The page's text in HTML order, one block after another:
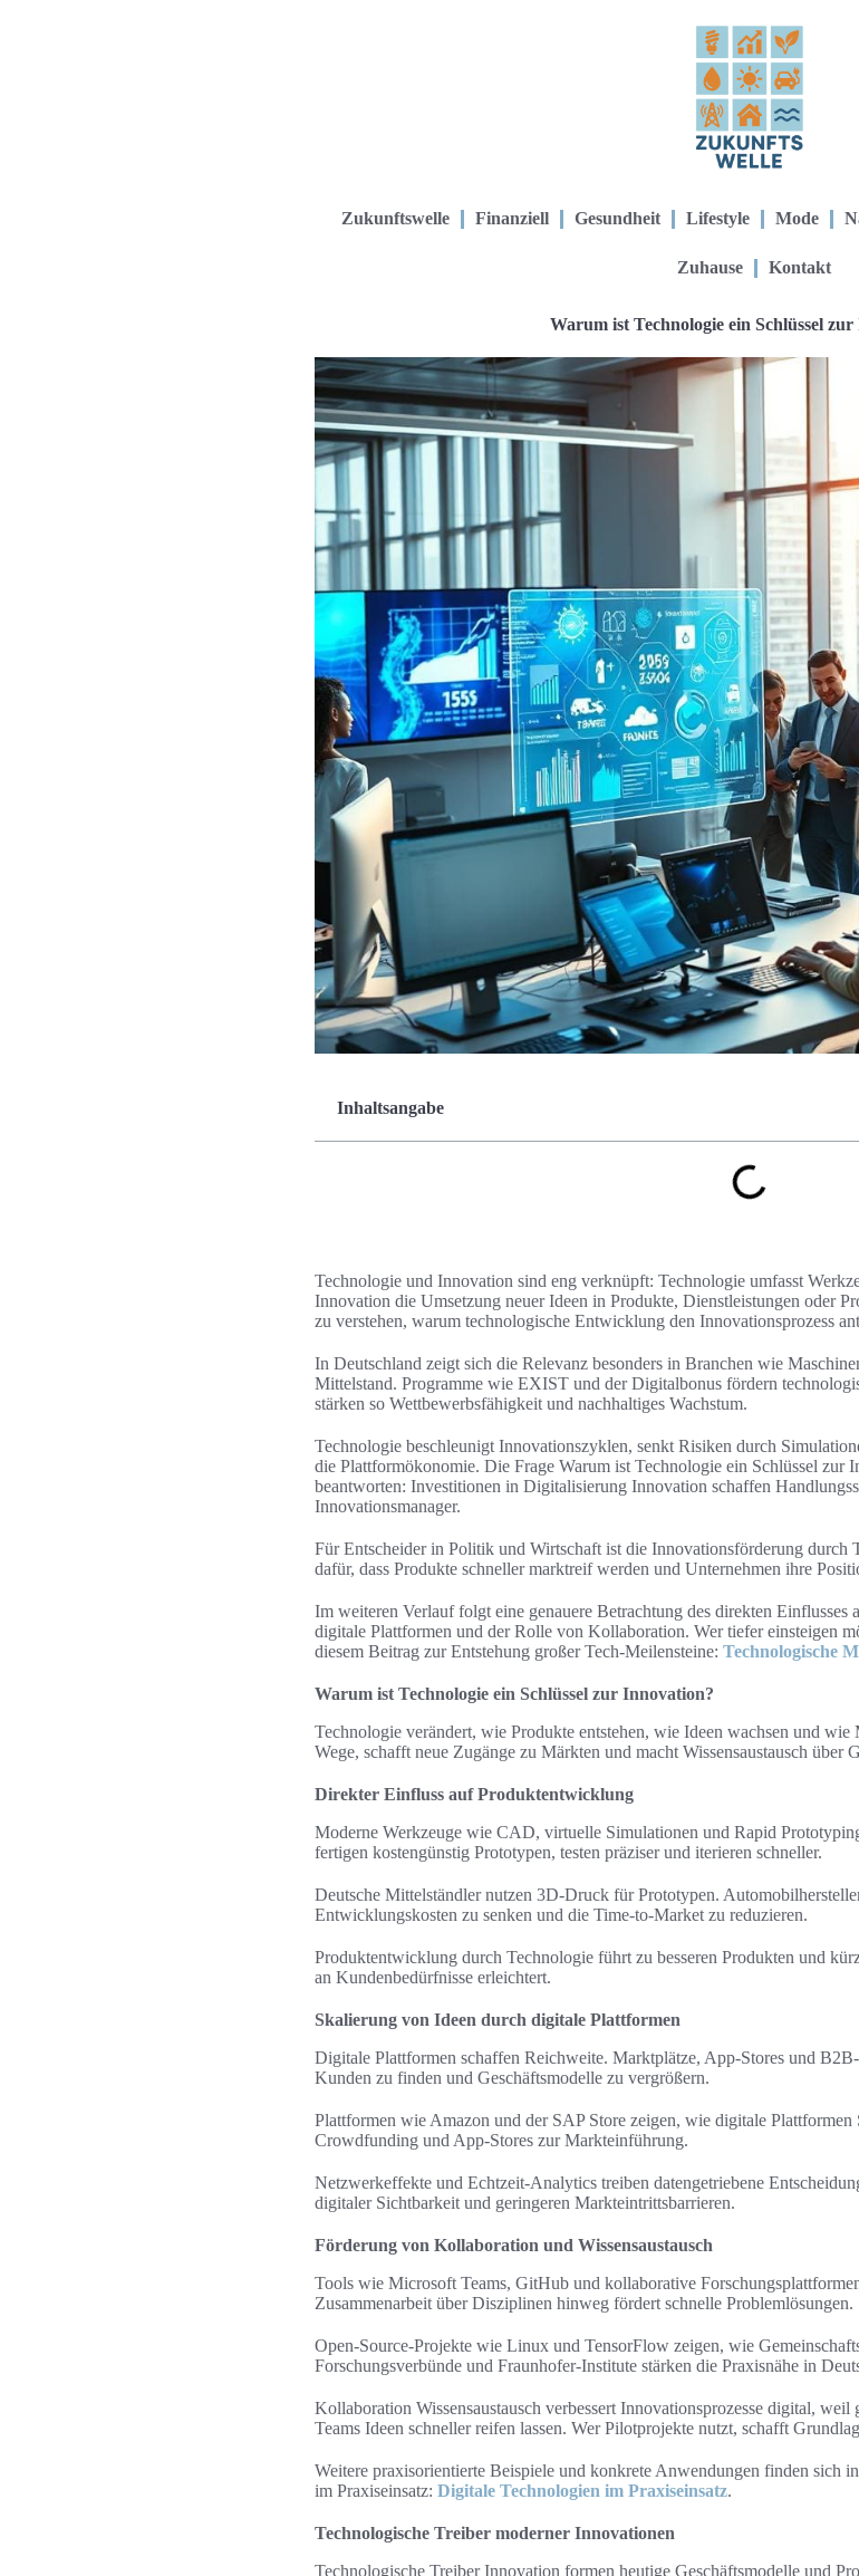
Zukunftswelle Finanziell Gesundheit Lifestyle Mode
Zuhause Kontakt
Warum ist Technologie ein Schlüssel
Inhaltsangabe
Technologie und Innovation sind eng verknüpft: Technologie umfasst
Innovation die Umsetzung neuer Ideen in Produkte, Dienstleistungen oder
zu verstehen, warum technologische Entwicklung den Innovationsprozess
In Deutschland zeigt sich die Relevanz besonders in Branchen wie
Mittelstand. Programme wie EXIST und der Digitalbonus fördern
stärken so Wettbewerbsfähigkeit und nachhaltiges Wachstum.
Technologie beschleunigt Innovationszyklen, senkt Risiken durch
die Plattformökonomie. Die Frage Warum ist Technologie ein Schlüssel zur
beantworten: Investitionen in Digitalisierung Innovation schaffen
Innovationsmanager.
Für Entscheider in Politik und Wirtschaft ist die Innovationsförderung durch
dafür, dass Produkte schneller marktreif werden und Unternehmen ihre
Im weiteren Verlauf folgt eine genauere Betrachtung des direkten
digitale Plattformen und der Rolle von Kollaboration. Wer tiefer einsteigen
diesem Beitrag zur Entstehung großer Tech-Meilensteine: Technologische
Warum ist Technologie ein Schlüssel zur Innovation?
Technologie verändert, wie Produkte entstehen, wie Ideen wachsen und wie
Wege, schafft neue Zugänge zu Märkten und macht Wissensaustausch über
Direkter Einfluss auf Produktentwicklung
Moderne Werkzeuge wie CAD, virtuelle Simulationen und Rapid
fertigen kostengünstig Prototypen, testen präziser und iterieren schneller.
Deutsche Mittelständler nutzen 3D-Druck für Prototypen.
Entwicklungskosten zu senken und die Time-to-Market zu reduzieren.
Produktentwicklung durch Technologie führt zu besseren Produkten und
an Kundenbedürfnisse erleichtert.
Skalierung von Ideen durch digitale Plattformen
Digitale Plattformen schaffen Reichweite. Marktplätze, App-Stores und
Kunden zu finden und Geschäftsmodelle zu vergrößern.
Plattformen wie Amazon und der SAP Store zeigen, wie digitale
Crowdfunding und App-Stores zur Markteinführung.
Netzwerkeffekte und Echtzeit-Analytics treiben datengetriebene
digitaler Sichtbarkeit und geringeren Markteintrittsbarrieren.
Förderung von Kollaboration und Wissensaustausch
Tools wie Microsoft Teams, GitHub und kollaborative
Zusammenarbeit über Disziplinen hinweg fördert schnelle Problemlösungen.
Open-Source-Projekte wie Linux und TensorFlow zeigen, wie
Forschungsverbünde und Fraunhofer-Institute stärken die Praxisnähe in
Kollaboration Wissensaustausch verbessert Innovationsprozesse digital,
Teams Ideen schneller reifen lassen. Wer Pilotprojekte nutzt, schafft
Weitere praxisorientierte Beispiele und konkrete Anwendungen finden sich
im Praxiseinsatz: Digitale Technologien im Praxiseinsatz.
Technologische Treiber moderner Innovationen
Technologische Treiber Innovation formen heutige Geschäftsmodelle und